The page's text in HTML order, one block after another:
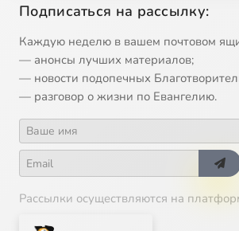
14 Икона Божией Матери 'Утоли
15 Икона Божией Матери
17
Подписаться на рассылку:
Каждую неделю в вашем почтовом
— анонсы лучших материалов;
— новости подопечных
— разговор о жизни по Евангелию.
Рассылки осуществляются на